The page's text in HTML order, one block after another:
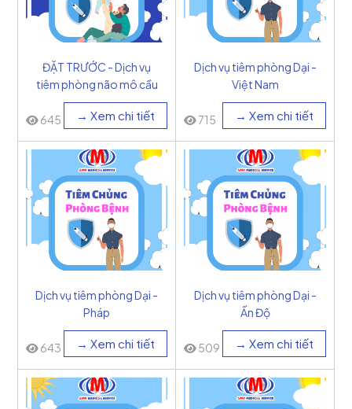
ĐẶT TRƯỚC - Dịch vụ
tiêm phòng não mô cầu
tuýp B và C - Cuba
645
→ Xem chi tiết
Dịch vụ tiêm phòng Dại -
Việt Nam
715 → Xem chi tiết
Dịch vụ tiêm phòng Dại -
Pháp
643 → Xem chi tiết
Dịch vụ tiêm phòng Dại -
Ấn Độ
509 → Xem chi tiết